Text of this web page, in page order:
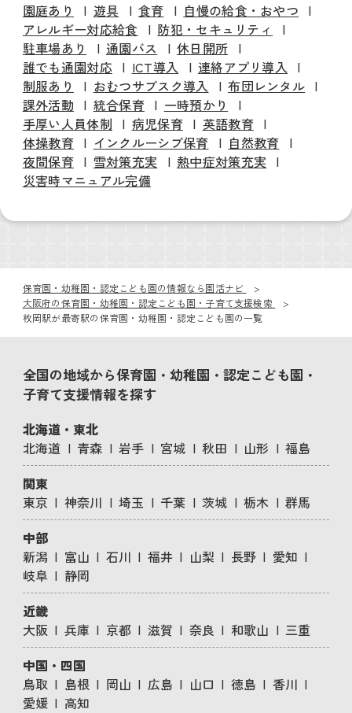
園庭あり 遊具 食育
自慢の給食・おやつ
アレルギー対応給食
防犯・セキュリティ
駐車場あり
通園バス
休日開所
誰でも通園対応
ICT導入
連絡アプリ導入
制服あり
おむつサブスク導入
布団レンタル
課外活動
統合保育
一時預かり
手厚い人員体制
病児保育
英語教育
体操教育
インクルーシブ保育
自然教育
夜間保育
雪対策充実
熱中症対策充実
災害時マニュアル完備
保育園・幼稚園・認定こども園の情報なら園活ナビ
大阪府の保育園・幼稚園・認定こども園・子育て支援検索
枚岡駅が最寄駅の保育園・幼稚園・認定こども園の一覧
全国の地域から保育園・幼稚園・認定こども園・
子育て支援情報を探す
北海道・東北
北海道
青森 岩手 宮城 秋田 山形
福島
関東
東京
神奈川 埼玉 千葉 茨城 栃木
群馬
中部
新潟
富山 石川 福井 山梨 長野
愛知
岐阜
静岡
近畿
大阪
兵庫 京都 滋賀 奈良 和歌山
三重
中国・四国
鳥取
島根 岡山 広島 山口 徳島
香川
愛媛
高知